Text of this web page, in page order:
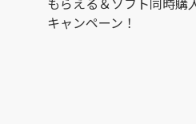
キャンペーン！